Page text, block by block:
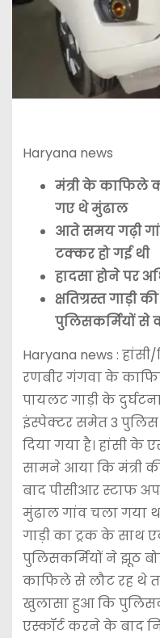
Haryana news
मंत्री के काफिले
गए थे मुंढाल
आते समय गढ़ी
टक्कर हो गई थी
हादसा होने पर
क्षतिग्रस्त गाड़ी
पुलिसकर्मियों से
Haryana news : हांसी/
रणबीर गंगवा के
पायलट गाड़ी के
इंस्पेक्टर समेत 3 पुलिस
दिया गया है। हांसी के
सामने आया कि मंत्री
बाद पीसीआर स्टाफ
मुंढाल गांव चला गया
गाड़ी का ट्रक के साथ
पुलिसकर्मियों ने झूठ
काफिले से लौट रह थे
खुलासा हुआ कि
एस्कॉर्ट करने के बाद